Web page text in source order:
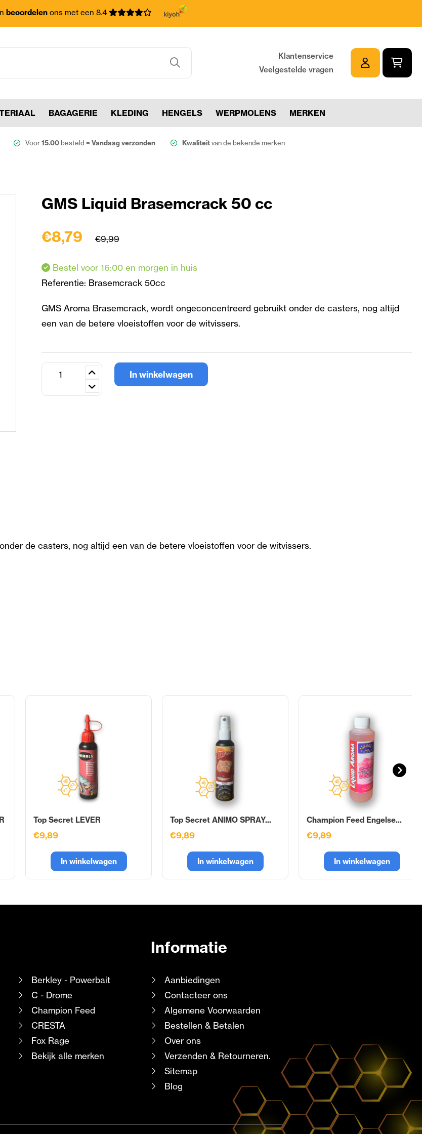
beoordelen ons met een 8.4
Klantenservice
Veelgestelde vragen
BAGAGERIE KLEDING HENGELS WERPMOLENS MERKEN
Voor15.00besteld = Vandaag verzonden Kwaliteitvan de bekende merken
GMS Liquid Brasemcrack 50 cc
€8,79 €9,99
Bestel voor 16:00 en morgen in huis
Referentie: Brasemcrack 50cc
GMS Aroma Brasemcrack, wordt ongeconcentreerd gebruikt onder de casters, nog altijd
een van de betere vloeistoffen voor de witvissers.
In winkelwagen
de casters, nog altijd een van de betere vloeistoffen voor de witvissers.
Top Secret LEVER
€9,89
In winkelwagen
Top Secret ANIMO SPRAY...
€9,89
In winkelwagen
Champion Feed Engelse...
€9,89
In winkelwagen
Berkley - Powerbait
C - Drome
Champion Feed
CRESTA
Fox Rage
Bekijk alle merken
Informatie
Aanbiedingen
Contacteer ons
Algemene Voorwaarden
Bestellen & Betalen
Over ons
Verzenden & Retourneren.
Sitemap
Blog